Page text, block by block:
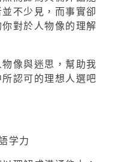
不少見，而事實卻
對於人物像的理解
像與迷思，幫助我
認可的理想人選吧
学力